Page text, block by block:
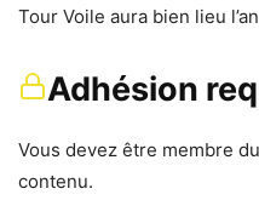
Tour Voile aura bien lieu
Adhésion
Vous devez être membre
contenu.